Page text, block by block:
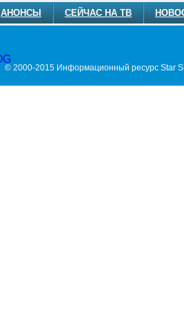
АНОНСЫ СЕЙЧАС НА ТВ
© 2000-2015 Информационный ресурс Star